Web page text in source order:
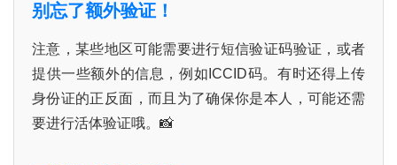
别忘了额外验证！
注意，某些地区可能需要进行短信验证码验证，或者
提供一些额外的信息，例如ICCID码。有时还得上传
身份证的正反面，而且为了确保你是本人，可能还需
要进行活体验证哦。📸